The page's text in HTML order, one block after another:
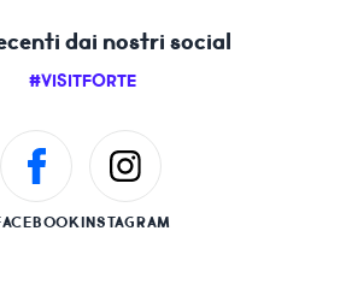
dai nostri social
#VISITFORTE
INSTAGRAM